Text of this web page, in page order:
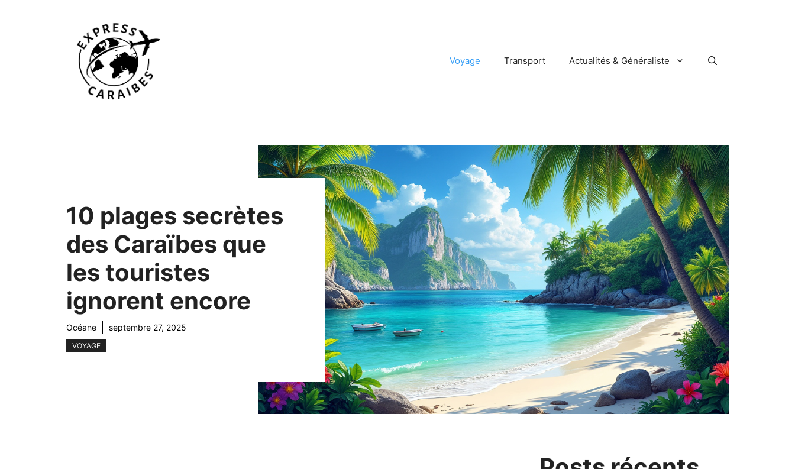
Voyage Transport Actualités & Généraliste
10 plages secrètes
des Caraïbes que
les touristes
ignorent encore
Océane septembre 27, 2025
VOYAGE